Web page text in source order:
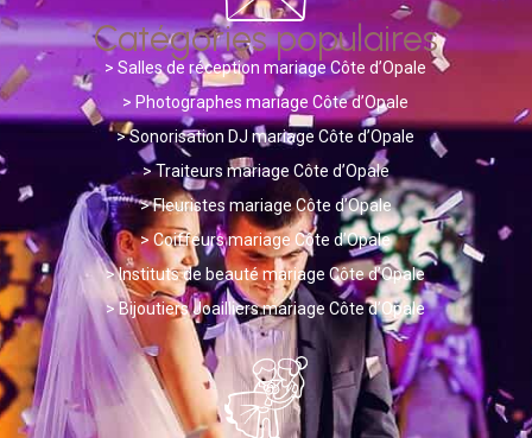
Catégories populaires
>Salles de réception mariage Côte d’Opale
> Photographes mariage Côte d’Opale
>Sonorisation DJ mariage Côte d’Opale
>Traiteurs mariage Côte d’Opale
>Fleuristes mariage Côte d’Opale
>Coiffeurs mariage Côte d’Opale
>Instituts de beauté mariage Côte d’Opale
>Bijoutiers Joailliers mariage Côte d’Opale